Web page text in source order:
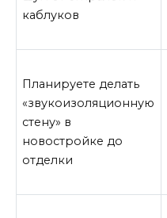
каблуков
Планируете делать
«звукоизоляционную
стену» в
новостройке до
отделки